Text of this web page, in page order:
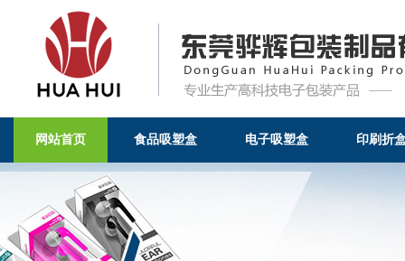
索尼-成功案例-东莞骅辉包装制品
网站首页 食品吸塑盒 电子吸塑盒 印刷折